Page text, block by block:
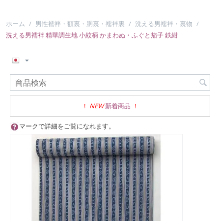
ホーム / 男性襦袢・額裏・胴裏・襦袢裏 / 洗える男襦袢・裏物 /
洗える男襦袢 精華調生地 小紋柄 かまわぬ・ふぐと茄子 鉄紺
! NEW 新着商品 !
マークで詳細をご覧になれます。